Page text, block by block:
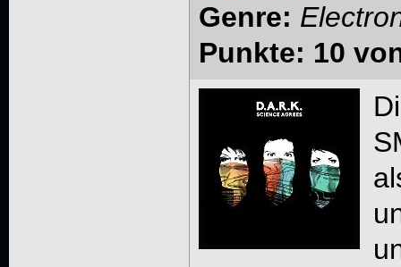
Genre:
Punkte: 10